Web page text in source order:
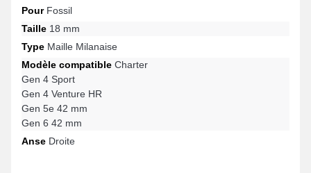
PourFossil
Taille 18 mm
Type Maille Milanaise
Modèle compatible Charter
Gen 4 Sport
Gen 4 Venture HR
Gen 5e 42 mm
Gen 6 42 mm
Anse Droite